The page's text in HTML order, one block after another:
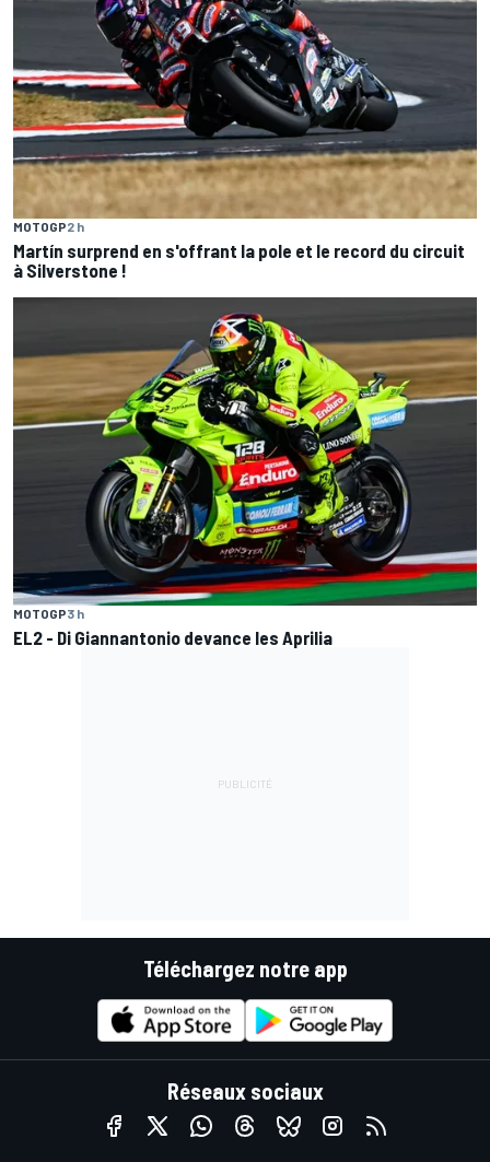
MOTOGP2 h
Martín surprend en s'offrant la pole et le record du circuit
à Silverstone !
MOTOGP3 h
EL2 - Di Giannantonio devance les Aprilia
Téléchargez notre app
Réseaux sociaux